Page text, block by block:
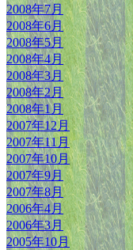
2008年7月
2008年6月
2008年5月
2008年4月
2008年3月
2008年2月
2008年1月
2007年12月
2007年11月
2007年10月
2007年9月
2007年8月
2006年4月
2006年3月
2005年10月